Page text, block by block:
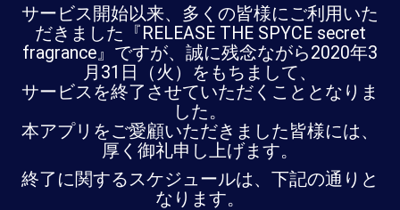
サービス開始以来、多くの皆様にご利用いた
だきました『RELEASE THE SPYCE secret
fragrance』ですが、誠に残念ながら2020年3
月31日（火）をもちまして、
サービスを終了させていただくこととなりま
した。
本アプリをご愛顧いただきました皆様には、
厚く御礼申し上げます。
終了に関するスケジュールは、下記の通りと
なります。